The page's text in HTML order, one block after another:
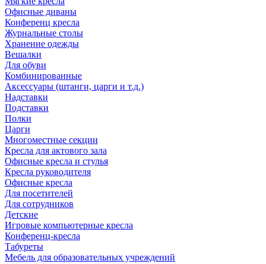
Офисные диваны
Конференц кресла
Журнальные столы
Хранение одежды
Вешалки
Для обуви
Комбинированные
Аксессуары (штанги, царги и т.д.)
Надставки
Подставки
Полки
Царги
Многоместные секции
Кресла для актового зала
Офисные кресла и стулья
Кресла руководителя
Офисные кресла
Для посетителей
Для сотрудников
Детские
Игровые компьютерные кресла
Конференц-кресла
Табуреты
Мебель для образовательных учреждений